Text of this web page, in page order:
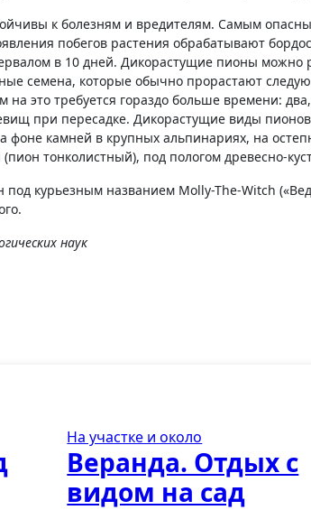
к болезням и вредителям. Самым
побегов растения обрабатывают
в 10 дней. Дикорастущие пионы
семена, которые обычно прорастают
на это требуется гораздо больше времени:
при пересадке. Дикорастущие виды
камней в крупных альпинариях, на
тонколистный), под пологом древесно-
наук
На участке и около
Веранда. Отдых с
видом на сад